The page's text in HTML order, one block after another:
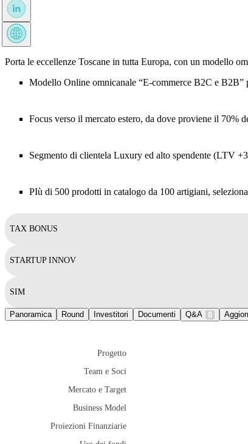
Porta le eccellenze Toscane in tutta Europa, con un modello
Modello Online omnicanale “E-commerce B2C e B2B”
Focus verso il mercato estero, da dove proviene il 70%
Segmento di clientela Luxury ed alto spendente (LTV
PIù di 500 prodotti in catalogo da 100 artigiani,
TAX BONUS
STARTUP INNOV
SIM
Panoramica Round Investitori Documenti Q&A 8
Progetto
Team e Soci
Mercato e Target
Business Model
Proiezioni Finanziarie